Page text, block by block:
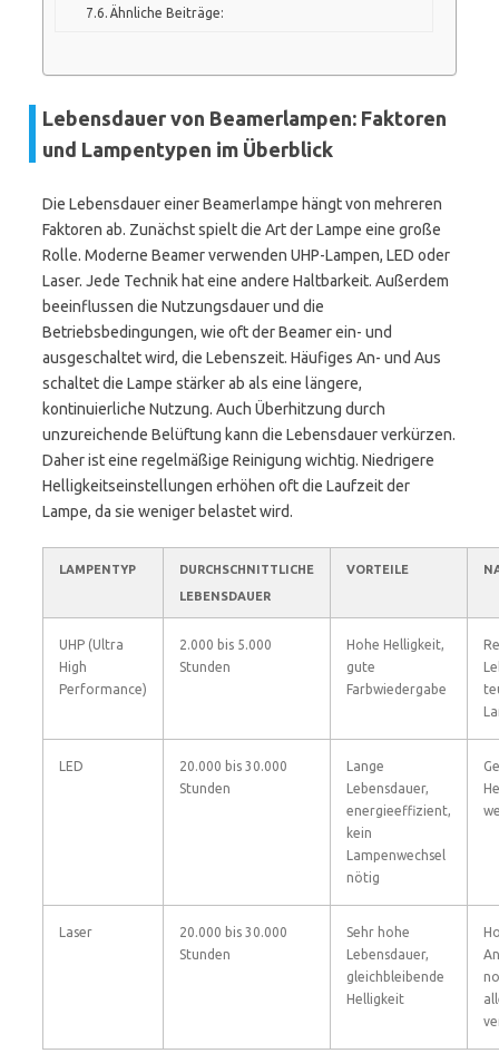
Ähnliche Beiträge:
Lebensdauer von Beamerlampen: Faktoren
und Lampentypen im Überblick
Die Lebensdauer einer Beamerlampe hängt von mehreren
Faktoren ab. Zunächst spielt die Art der Lampe eine große
Rolle. Moderne Beamer verwenden UHP-Lampen, LED oder
Laser. Jede Technik hat eine andere Haltbarkeit. Außerdem
beeinflussen die Nutzungsdauer und die
Betriebsbedingungen, wie oft der Beamer ein- und
ausgeschaltet wird, die Lebenszeit. Häufiges An- und Aus
schaltet die Lampe stärker ab als eine längere,
kontinuierliche Nutzung. Auch Überhitzung durch
unzureichende Belüftung kann die Lebensdauer verkürzen.
Daher ist eine regelmäßige Reinigung wichtig. Niedrigere
Helligkeitseinstellungen erhöhen oft die Laufzeit der
Lampe, da sie weniger belastet wird.
LAMPENTYP
DURCHSCHNITTLICHE
LEBENSDAUER
VORTEILE
UHP (Ultra
High
Performance)
2.000 bis 5.000
Stunden
Hohe Helligkeit,
gute
Farbwiedergabe
LED
20.000 bis 30.000
Stunden
Lange
Lebensdauer,
energieeffizient,
kein
Lampenwechsel
nötig
Laser
20.000 bis 30.000
Stunden
Sehr hohe
Lebensdauer,
gleichbleibende
Helligkeit